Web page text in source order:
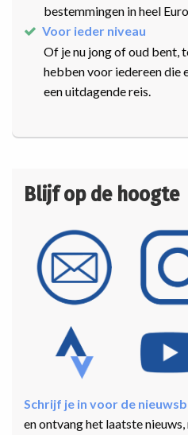
bestemmingen in heel
Voor ieder niveau
Of je nu jong of oud bent,
hebben voor iedereen die
een uitdagende reis.
Blijf op de hoogte
Schrijf je in voor de
en ontvang het laatste